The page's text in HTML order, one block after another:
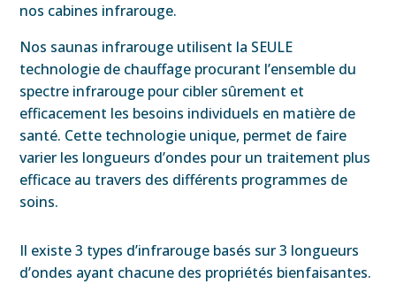
nos cabines infrarouge.
Nos saunas infrarouge utilisent la SEULE
technologie de chauffage procurant l’ensemble du
spectre infrarouge pour cibler sûrement et
efficacement les besoins individuels en matière de
santé. Cette technologie unique, permet de faire
varier les longueurs d’ondes pour un traitement plus
efficace au travers des différents programmes de
soins.
Il existe 3 types d’infrarouge basés sur 3 longueurs
d’ondes ayant chacune des propriétés bienfaisantes.